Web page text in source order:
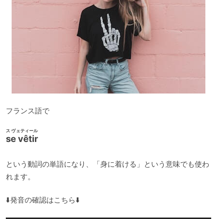
フランス語で
se vêtir
ス ヴェティール
という動詞の単語になり、「身に着ける」という意味でも使わ
れます。
⬇️発音の確認はこちら⬇️